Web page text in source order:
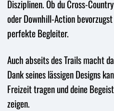
Disziplinen. Ob du Cross-
oder Downhill-Action
perfekte Begleiter.
Auch abseits des Trails macht
Dank seines lässigen Designs
Freizeit tragen und deine
zeigen.